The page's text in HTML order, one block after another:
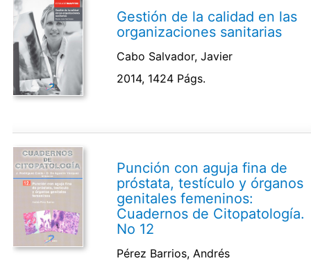
Gestión de la calidad en las
organizaciones sanitarias
Cabo Salvador, Javier
2014, 1424 Págs.
Punción con aguja fina de
próstata, testículo y órganos
genitales femeninos:
Cuadernos de Citopatología.
No 12
Pérez Barrios, Andrés